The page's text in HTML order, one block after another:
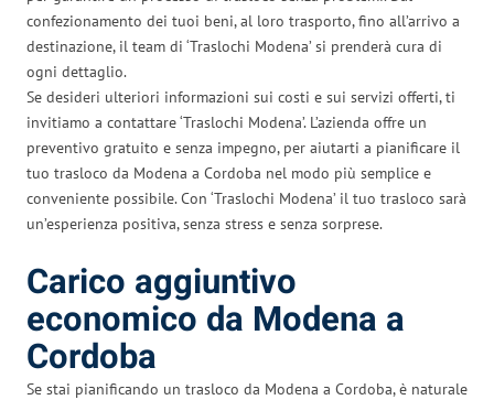
confezionamento dei tuoi beni, al loro trasporto, fino all’arrivo a
destinazione, il team di ‘Traslochi Modena’ si prenderà cura di
ogni dettaglio.
Se desideri ulteriori informazioni sui costi e sui servizi offerti, ti
invitiamo a contattare ‘Traslochi Modena’. L’azienda offre un
preventivo gratuito e senza impegno, per aiutarti a pianificare il
tuo trasloco da Modena a Cordoba nel modo più semplice e
conveniente possibile. Con ‘Traslochi Modena’ il tuo trasloco sarà
un’esperienza positiva, senza stress e senza sorprese.
Carico aggiuntivo
economico da Modena a
Cordoba
Se stai pianificando un trasloco da Modena a Cordoba, è naturale